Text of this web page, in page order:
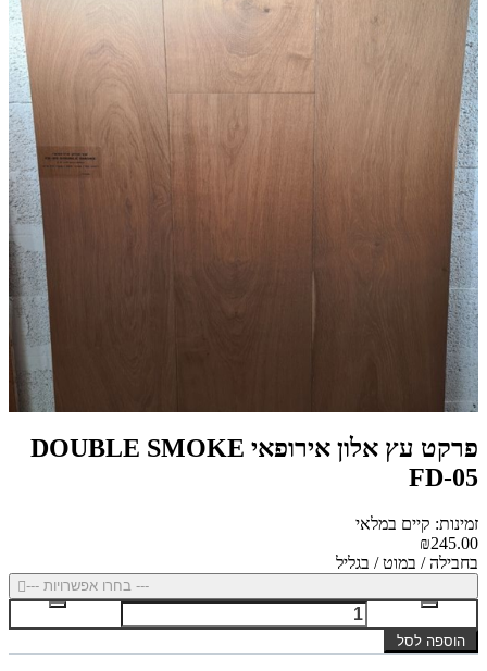
פרקט עץ אלון אירופאי DOUBLE SMOKE
FD-05
זמינות: קיים במלאי
₪245.00
בחבילה / במוט / בגליל
--- בחרו אפשרויות ---
הוספה לסל